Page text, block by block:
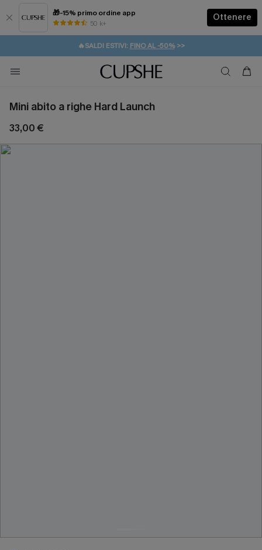
🎁-15% primo ordine app
50 k+
Ottenere
⚡️-15% SUGLI ESSENZIALI DA VACANZA | ACQUISTA
🔥SALDI ESTIVI: FINO AL -50%>>
🚚SPEDIZIONE GRATUITA DA 49€
💌REGALO PER I NUOVI: 20% DI SCONTO*
Mini abito a righe Hard Launch
33,00 €